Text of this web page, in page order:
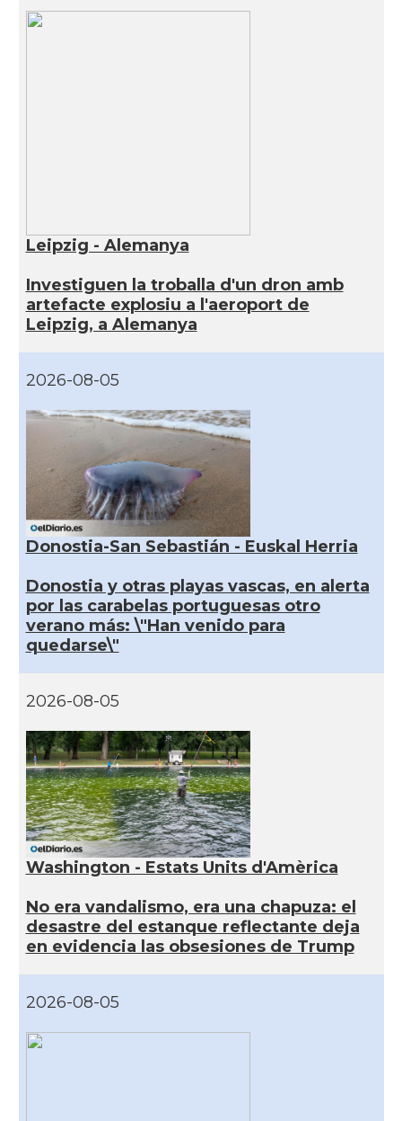
Leipzig - Alemanya
Investiguen la troballa d'un dron amb
artefacte explosiu a l'aeroport de
Leipzig, a Alemanya
2026-08-05
Donostia-San Sebastián - Euskal Herria
Donostia y otras playas vascas, en alerta
por las carabelas portuguesas otro
verano más: \"Han venido para
quedarse\"
2026-08-05
Washington - Estats Units d'Amèrica
No era vandalismo, era una chapuza: el
desastre del estanque reflectante deja
en evidencia las obsesiones de Trump
2026-08-05